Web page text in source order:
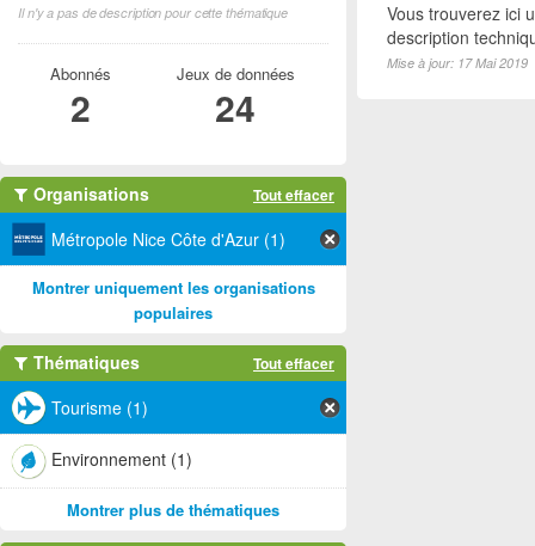
Vous trouverez ici
description
Mise à jour: 17 Mai 2019
Il n'y a pas de description pour cette thématique
Abonnés
2
Jeux de données
24
Organisations Tout effacer
Métropole Nice Côte d'Azur (1)
Montrer uniquement les organisations
populaires
Thématiques Tout effacer
Tourisme (1)
Environnement (1)
Montrer plus de thématiques